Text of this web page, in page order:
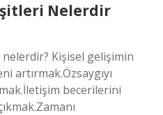
Nelerdir
Kişisel gelişimin
artırmak.Özsaygıyı
becerilerini